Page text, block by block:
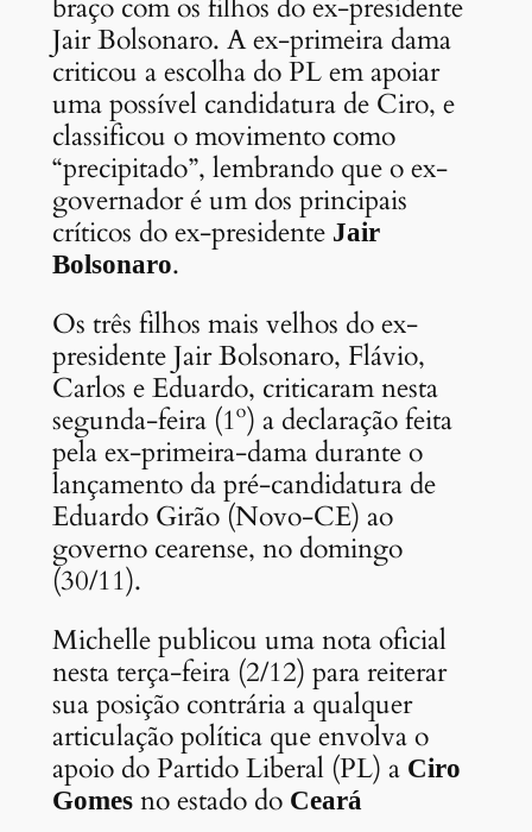
braço com os filhos do ex-presidente
Jair Bolsonaro. A ex-primeira dama
criticou a escolha do PL em apoiar
uma possível candidatura de Ciro, e
classificou o movimento como
“precipitado”, lembrando que o ex-
governador é um dos principais
críticos do ex-presidente Jair
Bolsonaro.
Os três filhos mais velhos do ex-
presidente Jair Bolsonaro, Flávio,
Carlos e Eduardo, criticaram nesta
segunda-feira (1º) a declaração feita
pela ex-primeira-dama durante o
lançamento da pré-candidatura de
Eduardo Girão (Novo-CE) ao
governo cearense, no domingo
(30/11).
Michelle publicou uma nota oficial
nesta terça-feira (2/12) para reiterar
sua posição contrária a qualquer
articulação política que envolva o
apoio do Partido Liberal (PL) a Ciro
Gomesno estado do Ceará